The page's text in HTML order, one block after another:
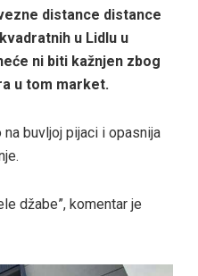
distance distance
u Lidlu u
ni biti kažnjen zbog
u tom market.
buvljoj pijaci i opasnija
džabe”, komentar je